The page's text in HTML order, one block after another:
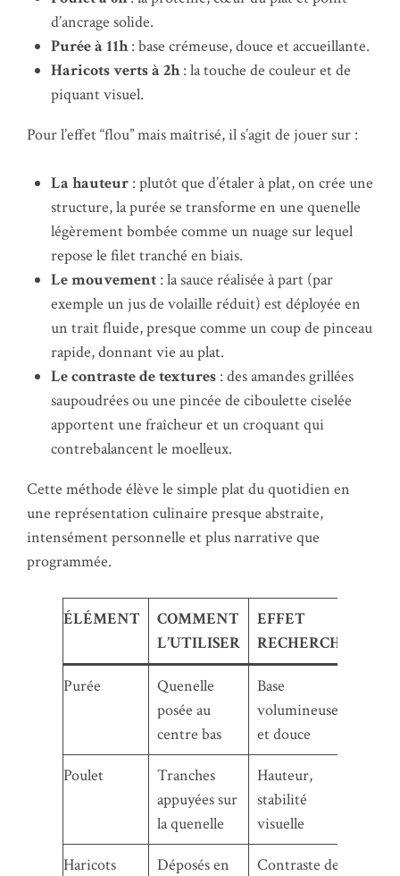
d’ancrage solide.
Purée à 11h: base crémeuse, douce et accueillante.
Haricots verts à 2h: la touche de couleur et de
piquant visuel.
Pour l’effet “flou” mais maîtrisé, il s’agit de jouer sur :
La hauteur : plutôt que d’étaler à plat, on crée une
structure, la purée se transforme en une quenelle
légèrement bombée comme un nuage sur lequel
repose le filet tranché en biais.
Le mouvement : la sauce réalisée à part (par
exemple un jus de volaille réduit) est déployée en
un trait fluide, presque comme un coup de pinceau
rapide, donnant vie au plat.
Le contraste de textures : des amandes grillées
saupoudrées ou une pincée de ciboulette ciselée
apportent une fraîcheur et un croquant qui
contrebalancent le moelleux.
Cette méthode élève le simple plat du quotidien en
une représentation culinaire presque abstraite,
intensément personnelle et plus narrative que
programmée.
ÉLÉMENT
COMMENT
L’UTILISER
EFFET
RECHERCHÉ
Purée
Quenelle
posée au
centre bas
Base
volumineuse
et douce
Poulet
Tranches
appuyées sur
la quenelle
Hauteur,
stabilité
visuelle
Haricots
Déposés en
Contraste de